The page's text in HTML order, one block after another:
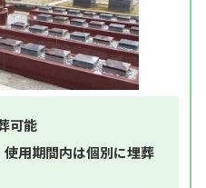
可能
用期間内は個別に埋葬